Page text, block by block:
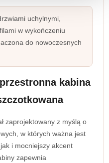
uchylnymi,
w wykończeniu
do nowoczesnych
kabina
zaprojektowany z myślą o
w których ważna jest
i mocniejszy akcent
zapewnia